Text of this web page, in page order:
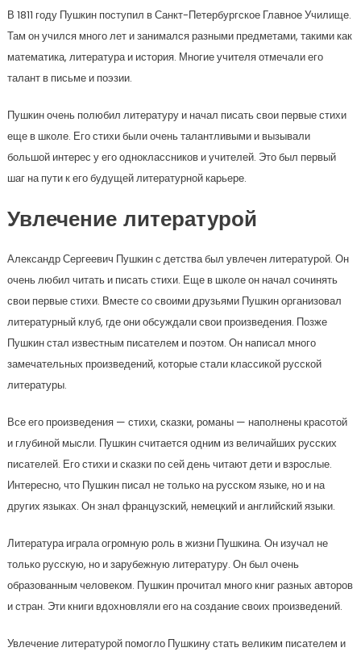
В 1811 году Пушкин поступил в Санкт-Петербургское Главное Училище.
Там он учился много лет и занимался разными предметами, такими как
математика, литература и история. Многие учителя отмечали его
талант в письме и поэзии.
Пушкин очень полюбил литературу и начал писать свои первые стихи
еще в школе. Его стихи были очень талантливыми и вызывали
большой интерес у его одноклассников и учителей. Это был первый
шаг на пути к его будущей литературной карьере.
Увлечение литературой
Александр Сергеевич Пушкин с детства был увлечен литературой. Он
очень любил читать и писать стихи. Еще в школе он начал сочинять
свои первые стихи. Вместе со своими друзьями Пушкин организовал
литературный клуб, где они обсуждали свои произведения. Позже
Пушкин стал известным писателем и поэтом. Он написал много
замечательных произведений, которые стали классикой русской
литературы.
Все его произведения — стихи, сказки, романы — наполнены красотой
и глубиной мысли. Пушкин считается одним из величайших русских
писателей. Его стихи и сказки по сей день читают дети и взрослые.
Интересно, что Пушкин писал не только на русском языке, но и на
других языках. Он знал французский, немецкий и английский языки.
Литература играла огромную роль в жизни Пушкина. Он изучал не
только русскую, но и зарубежную литературу. Он был очень
образованным человеком. Пушкин прочитал много книг разных авторов
и стран. Эти книги вдохновляли его на создание своих произведений.
Увлечение литературой помогло Пушкину стать великим писателем и